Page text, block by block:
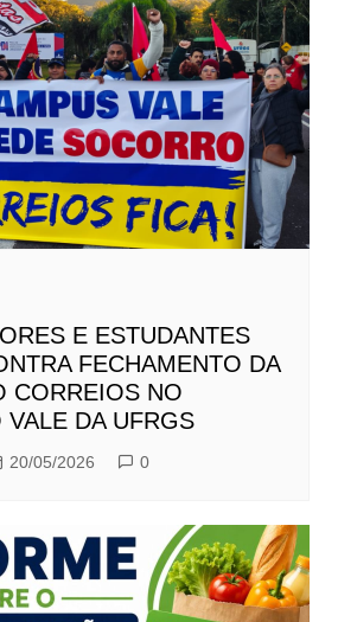
E ESTUDANTES
FECHAMENTO DA
CORREIOS NO
VALE DA UFRGS
20/05/2026 0